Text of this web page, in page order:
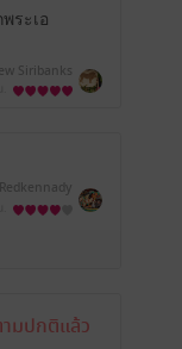
ระเอ
Siribanks
Redkennady
มปกติแล้ว